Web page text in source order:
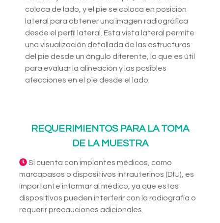
coloca de lado, y el pie se coloca en posición
lateral para obtener una imagen radiográfica
desde el perfil lateral. Esta vista lateral permite
una visualización detallada de las estructuras
del pie desde un ángulo diferente, lo que es útil
para evaluar la alineación y las posibles
afecciones en el pie desde el lado.
REQUERIMIENTOS PARA LA TOMA
DE LA MUESTRA
Si cuenta con implantes médicos, como
marcapasos o dispositivos intrauterinos (DIU), es
importante informar al médico, ya que estos
dispositivos pueden interferir con la radiografía o
requerir precauciones adicionales.